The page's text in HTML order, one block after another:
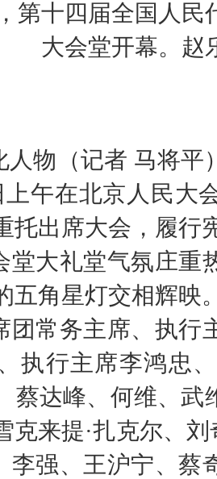
第十四届全国人
大会堂开幕。赵
物（记者 马将平
上午在北京人民大
托出席大会，履行
大礼堂气氛庄重
五角星灯交相辉映
常务主席、执行
执行主席李鸿忠
蔡达峰、何维、武
克来提·扎克尔、
强、王沪宁、蔡